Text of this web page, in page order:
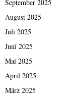
September 2025
August 2025
Juli 2025
Juni 2025
Mai 2025
April 2025
März 2025